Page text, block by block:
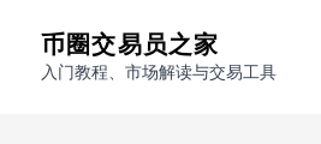
币圈交易员之家
入门教程、市场解读与交易工具